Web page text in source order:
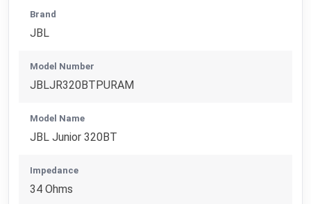
Brand
JBL
Model Number
JBLJR320BTPURAM
Model Name
JBL Junior 320BT
Impedance
34 Ohms